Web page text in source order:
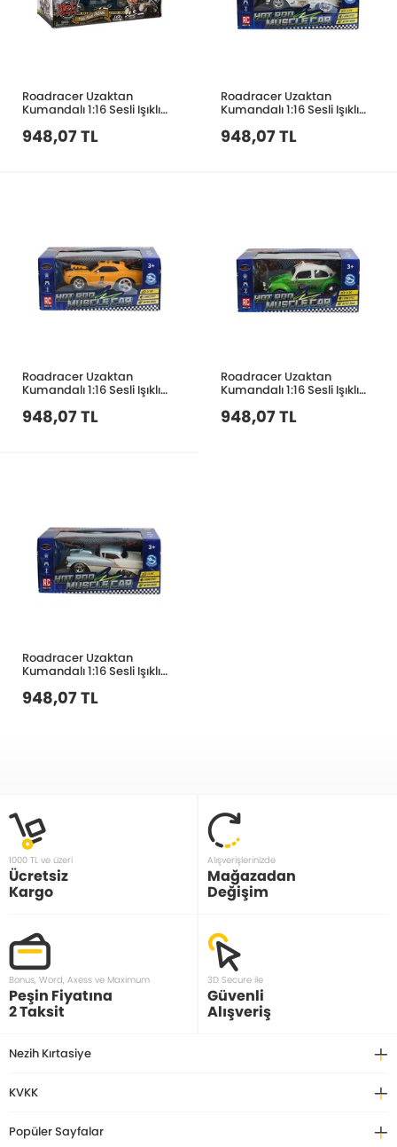
Roadracer Uzaktan
Kumandalı 1:16 Sesli Işıklı
Drift Atan Araba MK8035B
948,07 TL
Roadracer Uzaktan
Kumandalı 1:16 Sesli Işıklı
Drift Atan Araba MK8037B
948,07 TL
Roadracer Uzaktan
Kumandalı 1:16 Sesli Işıklı
948,07 TL
Roadracer Uzaktan
Kumandalı 1:16 Sesli Işıklı
948,07 TL
Roadracer Uzaktan
Kumandalı 1:16 Sesli Işıklı
Drift Atan Araba MK8021B
948,07 TL
1000 TL ve üzeri
Ücretsiz
Kargo
Alışverişlerinizde
Mağazadan
Değişim
Bonus, Word, Axess ve Maximum
Peşin Fiyatına
2 Taksit
3D Secure ile
Güvenli
Alışveriş
Nezih Kırtasiye
KVKK
Popüler Sayfalar